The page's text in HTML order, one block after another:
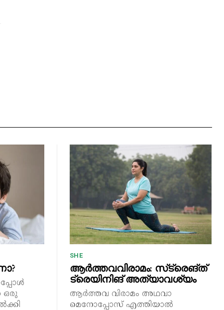
ഒരു
SHE
ആർത്തവവിരാമം: സ്‌ട്രെങ്ത്
ട്രെയിനിങ് അത്യാവശ്യം
ആർത്തവ വിരാമം അഥവാ
മെനോപ്പോസ് എത്തിയാൽ